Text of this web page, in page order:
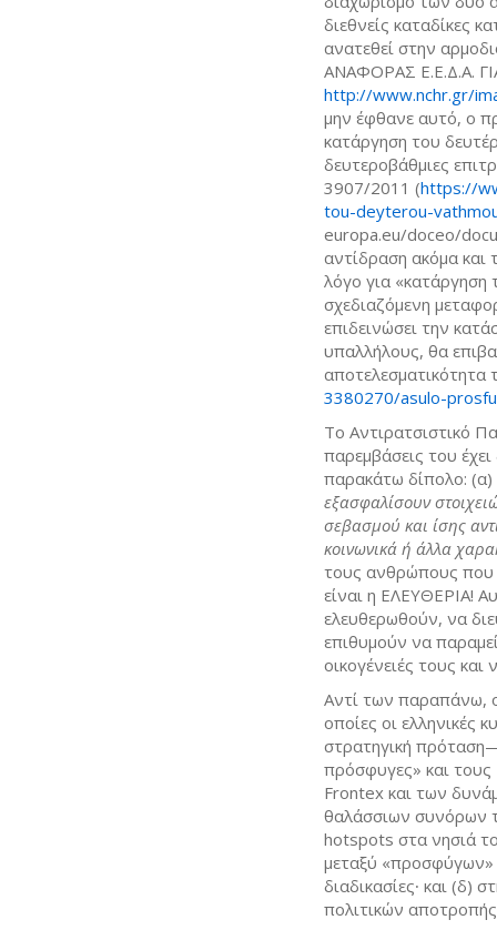
διεθνείς καταδίκες
ανατεθεί στην
ΑΝΑΦΟΡΑΣ Ε.Ε.Δ.Α.
http://www.nchr.gr/
μην έφθανε αυτό, ο
κατάργηση του
δευτεροβάθμιες
3907/2011 (https://
tou-deyterou-
europa.eu/doceo/
αντίδραση ακόμα και
λόγο για
σχεδιαζόμενη
επιδεινώσει την
υπαλλήλους, θα
αποτελεσματικότητα
3380270/asulo-
Το Αντιρατσιστικό
παρεμβάσεις του
παρακάτω δίπολο: (α)
εξασφαλίσουν
σεβασμού και ίσης
κοινωνικά ή άλλα
τους ανθρώπους που
είναι η ΕΛΕΥΘΕΡΙΑ!
ελευθερωθούν, να
επιθυμούν να
οικογένειές τους
Αντί των παραπάνω,
οποίες οι ελληνικές
στρατηγική
πρόσφυγες» και τους
Frontex και των
θαλάσσιων συνόρων
hotspots στα νησιά
μεταξύ «προσφύγων»
διαδικασίες∙ και (δ)
πολιτικών